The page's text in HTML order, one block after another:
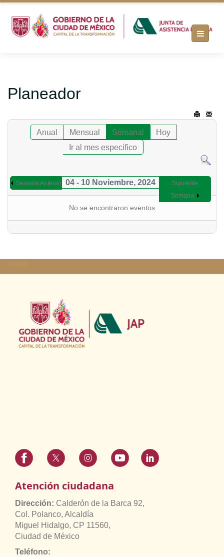
Planeador
Anual Mensual Semanal
Hoy
Ir al mes específico
Semana Anterior 04 - 10 Noviembre, 2024
Siguiente
Semana
No se encontraron eventos
Atención ciudadana
Dirección: Calderón de la Barca 92,
Col. Polanco, Alcaldía
Miguel Hidalgo, CP 11560,
Ciudad de México
Teléfono: